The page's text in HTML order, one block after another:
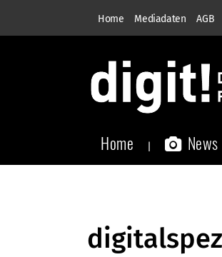
Home Mediadaten AGB
Home News